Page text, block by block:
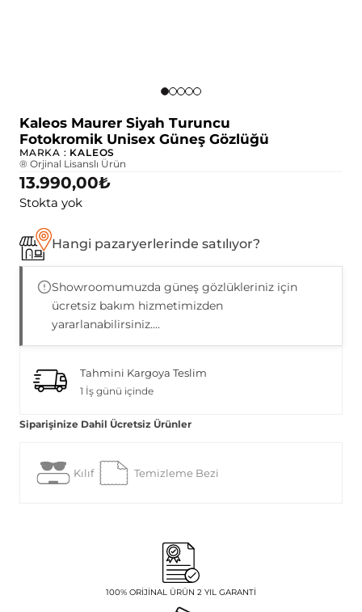
Kaleos Maurer Siyah Turuncu
Fotokromik Unisex Güneş Gözlüğü
MARKA : KALEOS
® Orjinal Lisanslı Ürün
13.990,00₺
Stokta yok
Hangi pazaryerlerinde satılıyor?
Showroomumuzda güneş gözlükleriniz için
ücretsiz bakım hizmetimizden
yararlanabilirsiniz....
Tahmini Kargoya Teslim
1 İş günü içinde
Siparişinize Dahil Ücretsiz Ürünler
Kılıf Temizleme Bezi
100% ORIJINAL ÜRÜN 2 YIL GARANTI